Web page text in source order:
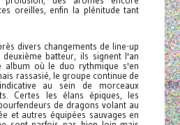
oreilles, enfin la plénitude tant
divers changements de line-up
batteur, ils signent l'an
album où le duo rythmique s'en
rassasié, le groupe continue de
au sein de morceaux
Certes les élans épiques, les
de dragons volant au
et autres équipées sauvages en